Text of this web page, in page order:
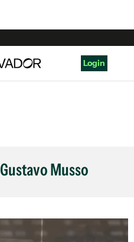
Login
Gustavo Musso